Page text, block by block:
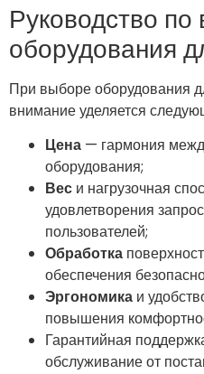
Руководство
оборудования
При выборе оборудования
внимание уделяется
Цена — гармония
оборудования;
Вес и нагрузочная
удовлетворения
пользователей;
Обработка
обеспечения
Эргономика и
повышения
Гарантийная
обслуживание от